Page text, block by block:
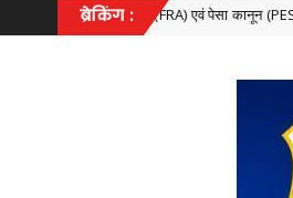
ब्रेकिंग :
(FRA) एवं पेसा कानून (PESA) के प्रभावी